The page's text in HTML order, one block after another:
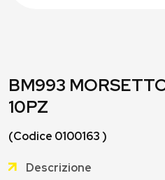
BM993
10PZ
(Codice 0100163 )
Descrizione